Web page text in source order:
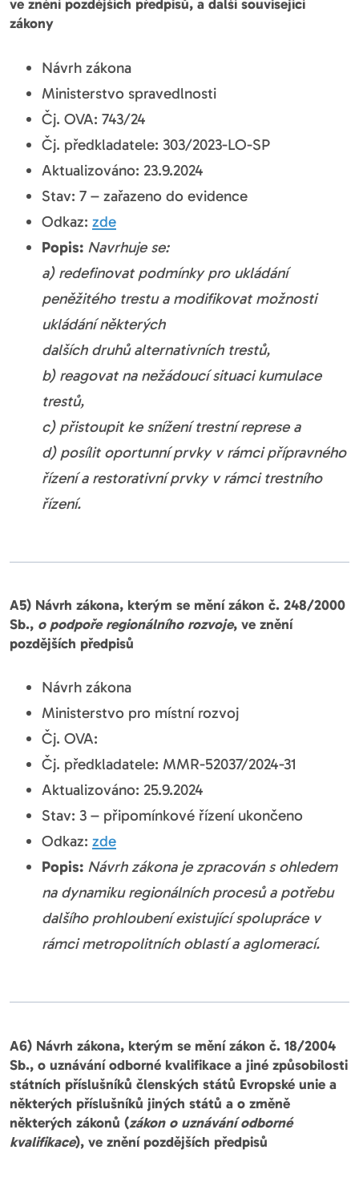
ve znění pozdějších předpisů, a další související
zákony
Návrh zákona
Ministerstvo spravedlnosti
Čj. OVA: 743/24
Čj. předkladatele: 303/2023-LO-SP
Aktualizováno: 23.9.2024
Stav: 7 – zařazeno do evidence
Odkaz: zde
Popis: Navrhuje se:
a) redefinovat podmínky pro ukládání
peněžitého trestu a modifikovat možnosti
ukládání některých
dalších druhů alternativních trestů,
b) reagovat na nežádoucí situaci kumulace
trestů,
c) přistoupit ke snížení trestní represe a
d) posílit oportunní prvky v rámci přípravného
řízení a restorativní prvky v rámci trestního
řízení.
A5) Návrh zákona, kterým se mění zákon č. 248/2000
Sb., o podpoře regionálního rozvoje, ve znění
pozdějších předpisů
Návrh zákona
Ministerstvo pro místní rozvoj
Čj. OVA:
Čj. předkladatele: MMR-52037/2024-31
Aktualizováno: 25.9.2024
Stav: 3 – připomínkové řízení ukončeno
Odkaz: zde
Popis: Návrh zákona je zpracován s ohledem
na dynamiku regionálních procesů a potřebu
dalšího prohloubení existující spolupráce v
rámci metropolitních oblastí a aglomerací.
A6) Návrh zákona, kterým se mění zákon č. 18/2004
Sb., o uznávání odborné kvalifikace a jiné způsobilosti
státních příslušníků členských států Evropské unie a
některých příslušníků jiných států a o změně
některých zákonů (zákon o uznávání odborné
kvalifikace), ve znění pozdějších předpisů